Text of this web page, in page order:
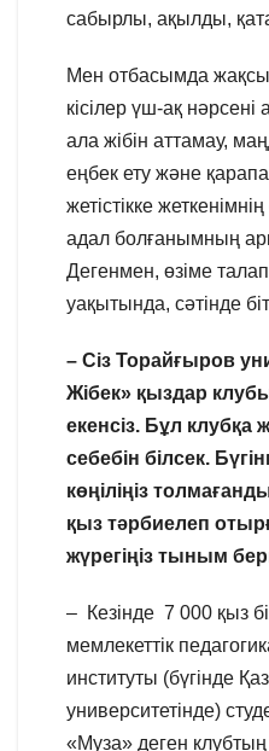
сабырлы, ақылды,
Мен отбасымда
кісілер үш-ақ нәрсені
ала жібін аттамау,
еңбек ету және
жетістікке
адал болғанымның
Дегенмен, өзіме
уақытында, сәтінде
– Сіз Торайғыров
Жібек» қыздар
екенсіз. Бұл клубқа
себебін білсек.
көңіліңіз
қыз тәрбиелеп
жүрегіңіз тыным
– Кезінде 7 000 қыз
мемлекеттік
институты (бүгінде
университетінде)
«Муза» деген